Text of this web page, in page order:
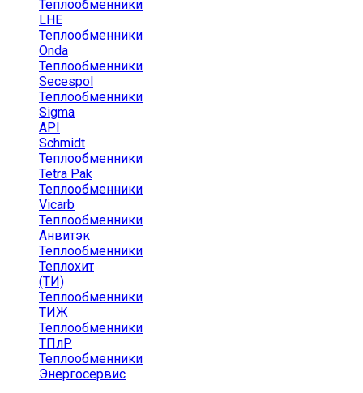
Теплообменники
LHE
Теплообменники
Onda
Теплообменники
Secespol
Теплообменники
Sigma
API
Schmidt
Теплообменники
Tetra Pak
Теплообменники
Vicarb
Теплообменники
Анвитэк
Теплообменники
Теплохит
(ТИ)
Теплообменники
ТИЖ
Теплообменники
ТПлР
Теплообменники
Энергосервис